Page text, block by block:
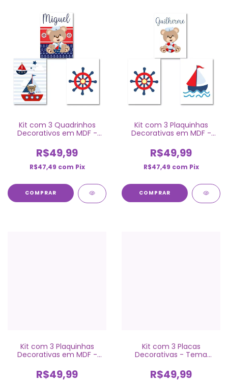
Kit com 3 Quadrinhos
Decorativos em MDF -
R$49,99
R$47,49 com Pix
COMPRAR
Kit com 3 Plaquinhas
Decorativas em MDF -
R$49,99
R$47,49 com Pix
COMPRAR
Kit com 3 Plaquinhas
Decorativas em MDF -
R$49,99
Kit com 3 Placas
Decorativas - Tema
R$49,99